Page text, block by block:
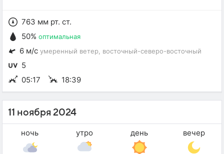
763 мм рт. ст.
50% оптимальная
6 м/с умеренный ветер , восточный-северо-восточный
5
05:17
18:39
11 ноября 2024
ночь утро день вечер